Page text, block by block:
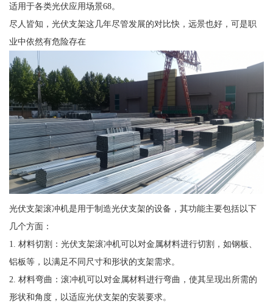
适用于各类光伏应用场景68。
尽人皆知，光伏支架这几年尽管发展的对比快，远景也好，可是职
业中依然有危险存在
光伏支架滚冲机是用于制造光伏支架的设备，其功能主要包括以下
几个方面：
1. 材料切割：光伏支架滚冲机可以对金属材料进行切割，如钢板、
铝板等，以满足不同尺寸和形状的支架需求。
2. 材料弯曲：滚冲机可以对金属材料进行弯曲，使其呈现出所需的
形状和角度，以适应光伏支架的安装要求。